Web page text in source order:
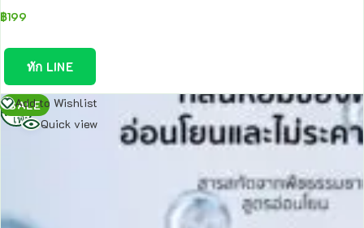
฿199
ทัก LINE
SALE
Add to Wishlist
Quick view
อ่าน
เพิ่ม